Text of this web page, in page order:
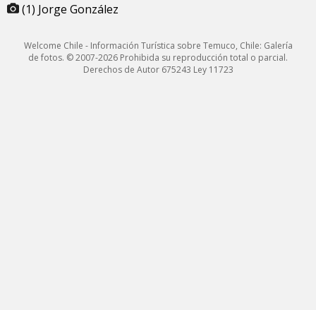
(1) Jorge González
Welcome Chile - Información Turística sobre Temuco, Chile: Galería
de fotos. © 2007-2026 Prohibida su reproducción total o parcial.
Derechos de Autor 675243 Ley 11723